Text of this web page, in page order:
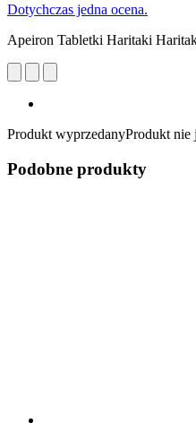
Dotychczas jedna ocena.
Apeiron Tabletki Haritaki
Produkt wyprzedanyProdukt nie
Podobne produkty